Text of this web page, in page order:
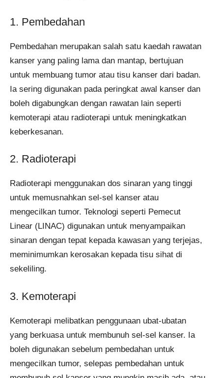
1. Pembedahan
Pembedahan merupakan salah satu kaedah rawatan
kanser yang paling lama dan mantap, bertujuan
untuk membuang tumor atau tisu kanser dari badan.
Ia sering digunakan pada peringkat awal kanser dan
boleh digabungkan dengan rawatan lain seperti
kemoterapi atau radioterapi untuk meningkatkan
keberkesanan.
2. Radioterapi
Radioterapi menggunakan dos sinaran yang tinggi
untuk memusnahkan sel-sel kanser atau
mengecilkan tumor. Teknologi seperti Pemecut
Linear (LINAC) digunakan untuk menyampaikan
sinaran dengan tepat kepada kawasan yang terjejas,
meminimumkan kerosakan kepada tisu sihat di
sekeliling.
3. Kemoterapi
Kemoterapi melibatkan penggunaan ubat-ubatan
yang berkuasa untuk membunuh sel-sel kanser. Ia
boleh digunakan sebelum pembedahan untuk
mengecilkan tumor, selepas pembedahan untuk